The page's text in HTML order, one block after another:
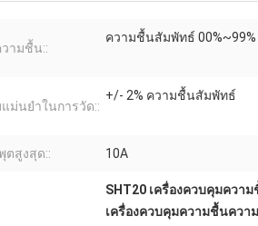
ามชื้น::
ความชื้นสัมพัทธ์ 00%~99%
ม่นยำในการวัด::
+/- 2% ความชื้นสัมพัทธ์
ตสูงสุด:: 10A
SHT20 เครื่องควบคุมควา
เครื่องควบคุมความชื้นควา